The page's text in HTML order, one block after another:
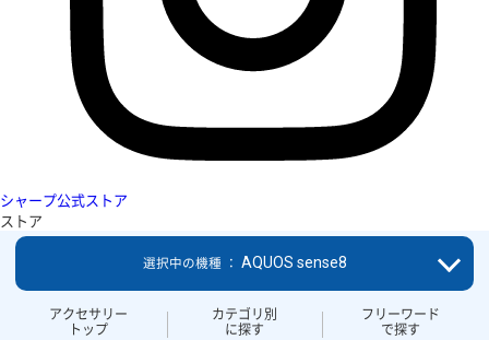
シャープ公式ストア
ストア
アクセサリー
トップ
カテゴリ別
に探す
フリーワード
で探す
選択中の機種 ： AQUOS sense8